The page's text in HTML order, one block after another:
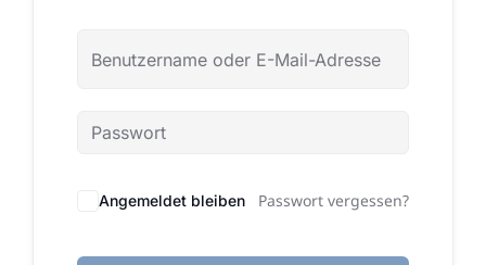
Angemeldet bleiben Passwort vergessen?